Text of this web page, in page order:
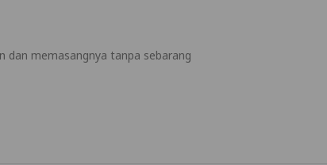
dan memasangnya tanpa sebarang